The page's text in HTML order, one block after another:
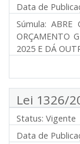
Data de
Súmula: ABRE
ORÇAMENTO
2025 E DÁ
Lei 1326/
Status: Vigente
Data de